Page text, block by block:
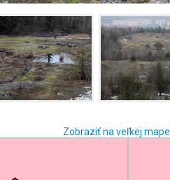
Zobraziť na veľkej mape